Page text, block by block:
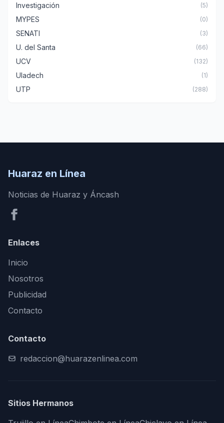
Investigación (5)
MYPES (0)
SENATI (3)
U. del Santa (66)
UCV (132)
Uladech (1)
UTP (288)
Huaraz en Línea
Noticias de Huaraz y Áncash
Enlaces
Inicio
Nosotros
Publicidad
Contacto
Contacto
redaccion@huarazenlinea.com
Sitios Hermanos